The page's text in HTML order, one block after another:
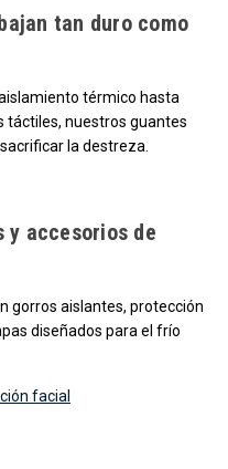
tan duro como
térmico hasta
táctiles, nuestros guantes
la destreza.
y accesorios de
gorros aislantes, protección
diseñados para el frío
facial